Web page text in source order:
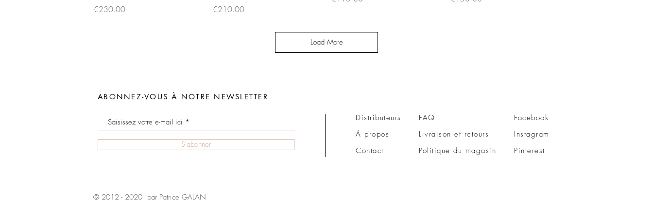
Price
€230.00
Price
€210.00
Load More
ABONNEZ-VOUS À NOTRE NEWSLETTER
S'abonner
Distributeurs
À propos
Contact
FAQ
Livraison et retours
Politique du magasin
Facebook
Instagram
Pinterest
© 2012 - 2020 par Patrice GALAN